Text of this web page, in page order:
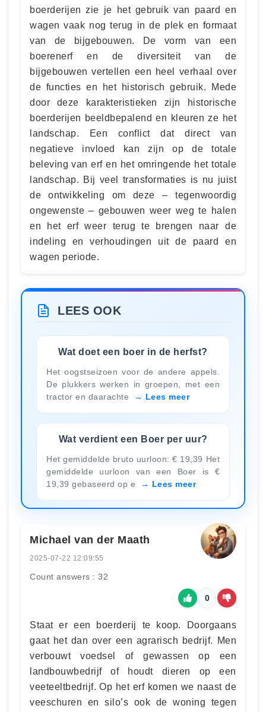
boerderijen zie je het gebruik van paard en
wagen vaak nog terug in de plek en formaat
van de bijgebouwen. De vorm van een
boerenerf en de diversiteit van de
bijgebouwen vertellen een heel verhaal over
de functies en het historisch gebruik. Mede
door deze karakteristieken zijn historische
boerderijen beeldbepalend en kleuren ze het
landschap. Een conflict dat direct van
negatieve invloed kan zijn op de totale
beleving van erf en het omringende het totale
landschap. Bij veel transformaties is nu juist
de ontwikkeling om deze – tegenwoordig
ongewenste – gebouwen weer weg te halen
en het erf weer terug te brengen naar de
indeling en verhoudingen uit de paard en
wagen periode.
LEES OOK
Wat doet een boer in de herfst?
Het oogstseizoen voor de andere appels.
De plukkers werken in groepen, met een
tractor en daarachte
Lees meer
Wat verdient een Boer per uur?
Het gemiddelde bruto uurloon: € 19,39 Het
gemiddelde uurloon van een Boer is €
19,39 gebaseerd op e
Lees meer
Michael van der Maath
2025-07-22 12:09:55
Count answers : 32
0
Staat er een boerderij te koop. Doorgaans
gaat het dan over een agrarisch bedrijf. Men
verbouwt voedsel of gewassen op een
landbouwbedrijf of houdt dieren op een
veeteeltbedrijf. Op het erf komen we naast de
veeschuren en silo’s ook de woning tegen